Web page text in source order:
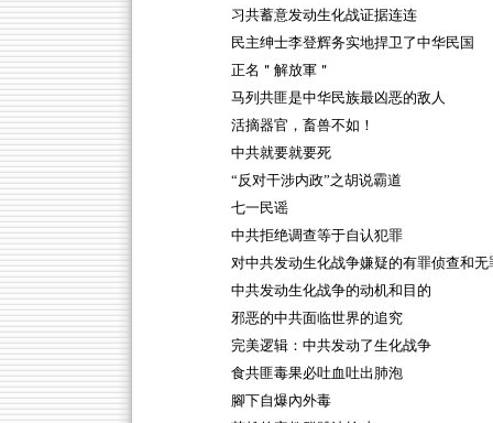
习共蓄意发动生化战证据连连
民主绅士李登辉务实地捍卫了中华民国
正名＂解放軍＂
马列共匪是中华民族最凶恶的敌人
活摘器官，畜兽不如！
中共就要就要死
“反对干涉内政”之胡说霸道
七一民谣
中共拒绝调查等于自认犯罪
对中共发动生化战争嫌疑的有罪侦查和无
中共发动生化战争的动机和目的
邪恶的中共面临世界的追究
完美逻辑：中共发动了生化战争
食共匪毒果必吐血吐出肺泡
腳下自爆內外毒